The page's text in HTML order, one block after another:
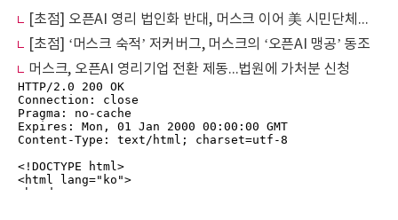
[초점] 오픈AI 영리 법인화 반대, 머스크 이어 美 시민단체도 가세
[초점] ‘머스크 숙적’ 저커버그, 머스크의 ‘오픈AI 맹공’ 동조
머스크, 오픈AI 영리기업 전환 제동...법원에 가처분 신청